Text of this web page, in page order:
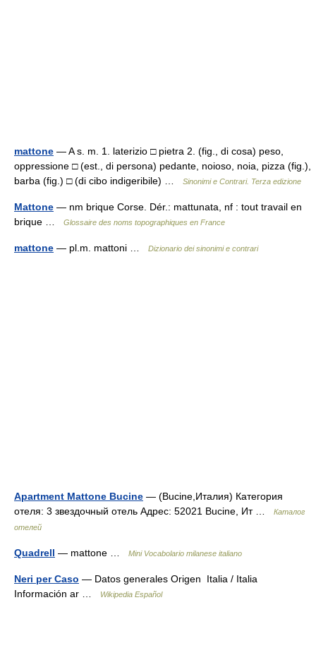
mattone — A s. m. 1. laterizio □ pietra 2. (fig., di cosa) peso,
oppressione □ (est., di persona) pedante, noioso, noia, pizza (fig.),
barba (fig.) □ (di cibo indigeribile) …
Sinonimi e Contrari. Terza edizione
Mattone — nm brique Corse. Dér.: mattunata, nf : tout travail en
brique …
Glossaire des noms topographiques en France
mattone — pl.m. mattoni … Dizionario dei sinonimi e contrari
Apartment Mattone Bucine — (Bucine,Италия) Категория
отеля: 3 звездочный отель Адрес: 52021 Bucine, Ит …
Каталог
отелей
Quadrell — mattone … Mini Vocabolario milanese italiano
Neri per Caso — Datos generales Origen Italia / Italia
Información ar …
Wikipedia Español